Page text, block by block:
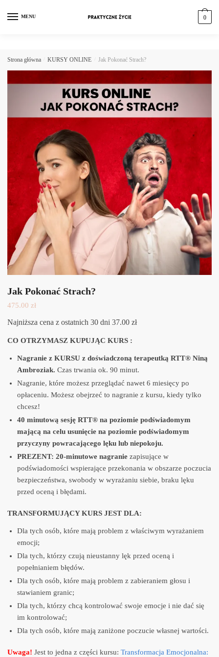
MENU 0
Strona główna KURSY ONLINE Jak Pokonać Strach?
Jak Pokonać Strach?
475.00 zł
Najniższa cena z ostatnich 30 dni 37.00 zł
CO OTRZYMASZ KUPUJĄC KURS :
Nagranie z KURSU z doświadczoną terapeutką RTT® Niną
Ambroziak. Czas trwania ok. 90 minut.
Nagranie, które możesz przeglądać nawet 6 miesięcy po
opłaceniu. Możesz obejrzeć to nagranie z kursu, kiedy tylko
chcesz!
40 minutową sesję RTT® na poziomie podświadomym
mającą na celu usunięcie na poziomie podświadomym
przyczyny powracającego lęku lub niepokoju.
PREZENT: 20-minutowe nagranie zapisujące w
podświadomości wspierające przekonania w obszarze poczucia
bezpieczeństwa, swobody w wyrażaniu siebie, braku lęku
przed oceną i błędami.
TRANSFORMUJĄCY KURS JEST DLA:
Dla tych osób, które mają problem z właściwym wyrażaniem
emocji;
Dla tych, którzy czują nieustanny lęk przed oceną i
popełnianiem błędów.
Dla tych osób, które mają problem z zabieraniem głosu i
stawianiem granic;
Dla tych, którzy chcą kontrolować swoje emocje i nie dać się
im kontrolować;
Dla tych osób, które mają zaniżone poczucie własnej wartości.
Uwaga! Jest to jedna z części kursu: Transformacja Emocjonalna: